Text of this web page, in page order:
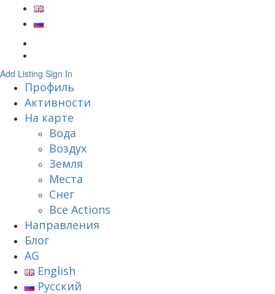
Add Listing Sign In
Профиль
Активности
На карте
Вода
Воздух
Земля
Места
Снег
Все Actions
Направления
Блог
AG
English
Русский